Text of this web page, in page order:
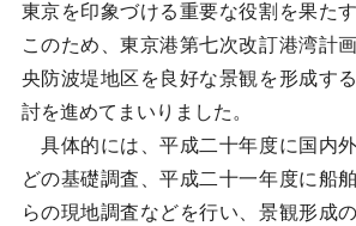
東京を印象づける重要な役割を果た
このため、東京港第七次改訂港湾計
央防波堤地区を良好な景観を形成す
討を進めてまいりました。
具体的には、平成二十年度に国内
どの基礎調査、平成二十一年度に船
らの現地調査などを行い、景観形成